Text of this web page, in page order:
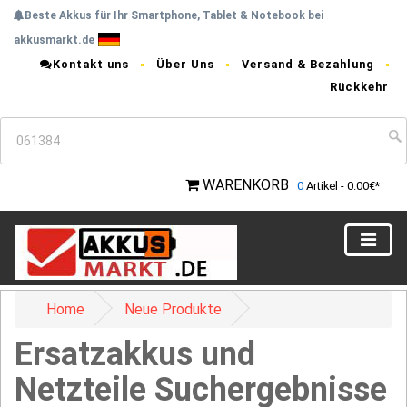
Beste Akkus für Ihr Smartphone, Tablet & Notebook bei
akkusmarkt.de
Kontakt uns Über Uns
Versand & Bezahlung
Rückkehr
WARENKORB 0 Artikel - 0.00€*
Home Neue Produkte
Ersatzakkus und
Netzteile Suchergebnisse